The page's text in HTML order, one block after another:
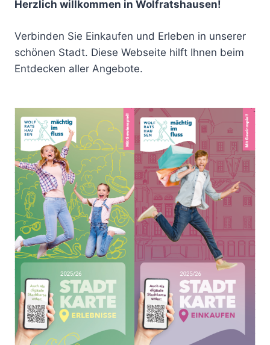
Herzlich willkommen in Wolfratshausen!
Verbinden Sie Einkaufen und Erleben in unserer
schönen Stadt. Diese Webseite hilft Ihnen beim
Entdecken aller Angebote.